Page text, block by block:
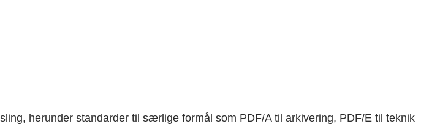
herunder standarder til særlige formål som PDF/A til arkivering, PDF/E til teknik